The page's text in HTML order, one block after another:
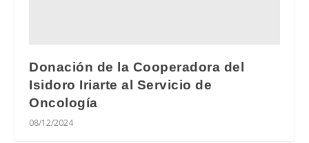
Donación de la Cooperadora del
Isidoro Iriarte al Servicio de
Oncología
08/12/2024